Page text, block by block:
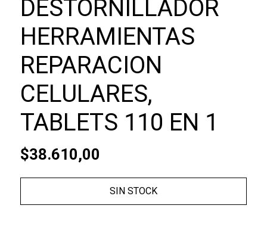
DESTORNILLADOR
HERRAMIENTAS
REPARACION
CELULARES,
TABLETS 110 EN 1
$38.610,00
SIN STOCK